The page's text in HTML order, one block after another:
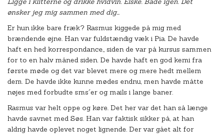
ønsker jeg mig sammen med dig…
Er hun ikke bare fræk? Rasmus kiggede på mig med
brændende øjne. Han var fuldstændig væk i Pia. De havde
haft en hed korrespondance,, siden de var på kursus sammen
for to en halv måned siden. De havde haft en god kemi fra
første møde og det var blevet mere og mere hedt mellem
dem. De havde ikke kunne mødes endnu, men havde måtte
nøjes med forbudte sms´er og mails i lange baner.
Rasmus var helt oppe og køre. Det her var det han så længe
havde savnet med Søs. Han var faktisk sikker på, at han
aldrig havde oplevet noget lignende. Der var gået alt for